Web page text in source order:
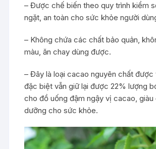
– Được chế biến theo quy trình kiểm
ngặt, an toàn cho sức khỏe người
– Không chứa các chất bảo quản,
màu, ăn chay dùng được.
– Đây là loại cacao nguyên chất được
đặc biệt vẫn giữ lại được 22% lượng
cho đồ uống đậm ngậy vị cacao, giàu
dưỡng cho sức khỏe.